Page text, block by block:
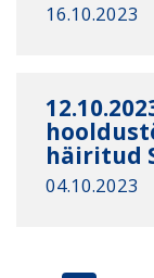
16.10.2023
häiritud
04.10.2023